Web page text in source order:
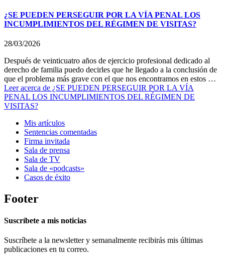
¿SE PUEDEN PERSEGUIR POR LA VÍA PENAL LOS
INCUMPLIMIENTOS DEL RÉGIMEN DE VISITAS?
28/03/2026
Después de veinticuatro años de ejercicio profesional dedicado al
derecho de familia puedo decirles que he llegado a la conclusión de
que el problema más grave con el que nos encontramos en estos …
Leeracerca de ¿SE PUEDEN PERSEGUIR POR LA VÍA
PENAL LOS INCUMPLIMIENTOS DEL RÉGIMEN DE
VISITAS?
Mis artículos
Sentencias comentadas
Firma invitada
Sala de prensa
Sala de TV
Sala de «podcasts»
Casos de éxito
Footer
Suscríbete a mis noticias
Suscríbete a la newsletter y semanalmente recibirás mis últimas
publicaciones en tu correo.